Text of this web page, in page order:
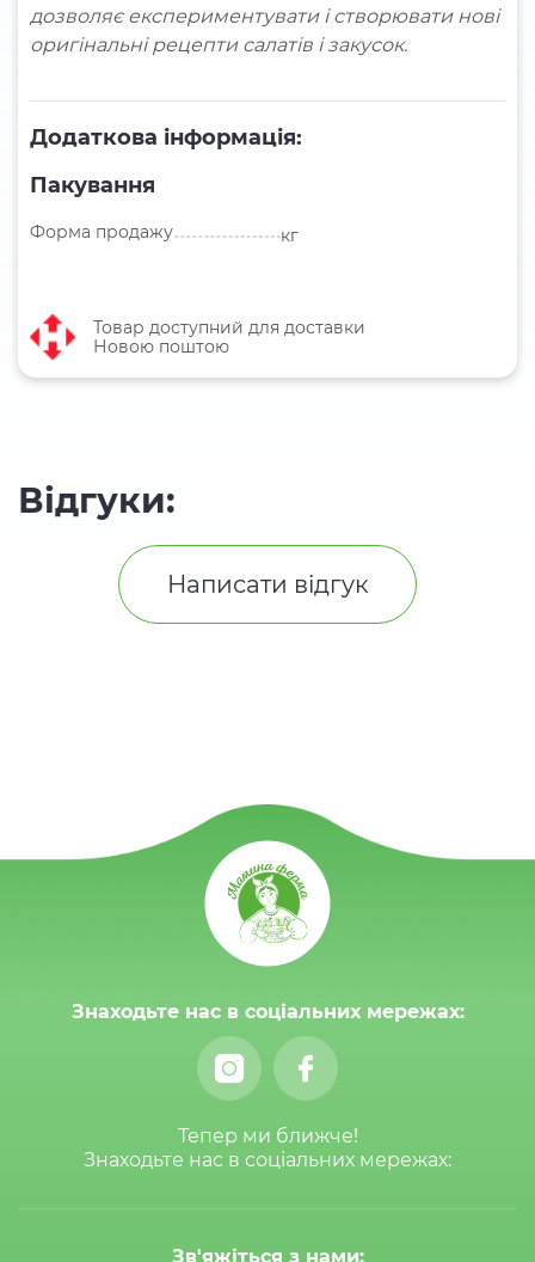
дозволяє експериментувати і створювати нові
оригінальні рецепти салатів і закусок.
Додаткова інформація:
Пакування
Форма продажу кг
Товар доступний для доставки
Новою поштою
Відгуки:
Написати відгук
Знаходьте нас в соціальних мережах:
Тепер ми ближче!
Знаходьте нас в соціальних мережах:
Зв'яжіться з нами: